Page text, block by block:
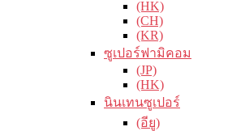
(HK)
(CH)
(KR)
ซูเปอร์ฟามิคอม
(JP)
(HK)
นินเทนซูเปอร์
(อียู)